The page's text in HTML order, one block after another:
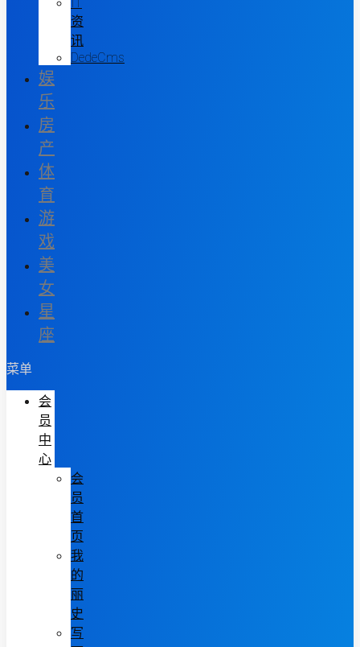
资
讯
DedeCms
娱
乐
房
产
体
育
游
戏
美
女
星
座
菜单
会
员
中
心
会
员
首
页
我
的
丽
史
写